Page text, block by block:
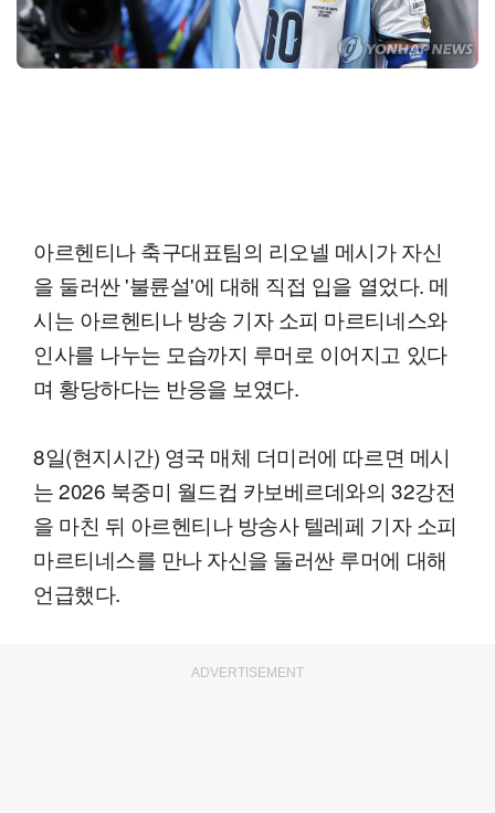
아르헨티나 축구대표팀의 리오넬 메시가 자신
을 둘러싼 '불륜설'에 대해 직접 입을 열었다. 메
시는 아르헨티나 방송 기자 소피 마르티네스와
인사를 나누는 모습까지 루머로 이어지고 있다
며 황당하다는 반응을 보였다.
8일(현지시간) 영국 매체 더미러에 따르면 메시
는 2026 북중미 월드컵 카보베르데와의 32강전
을 마친 뒤 아르헨티나 방송사 텔레페 기자 소피
마르티네스를 만나 자신을 둘러싼 루머에 대해
언급했다.
ADVERTISEMENT